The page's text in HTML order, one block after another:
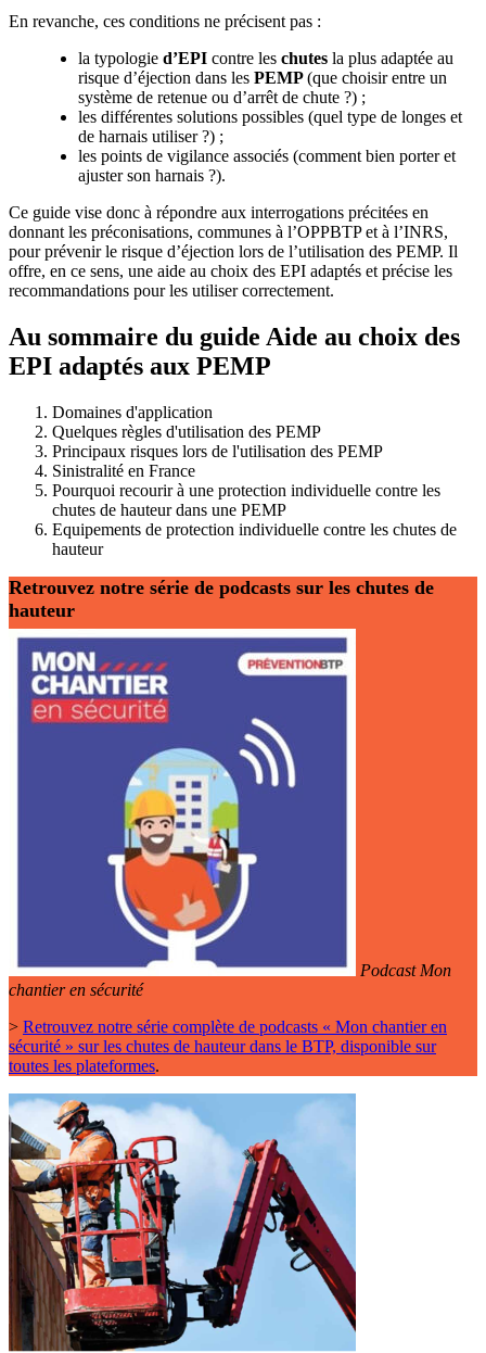
En revanche, ces conditions ne précisent pas :
la typologie d’EPI contre les chutes la plus adaptée au
risque d’éjection dans les PEMP(que choisir entre un
système de retenue ou d’arrêt de chute ?) ;
les différentes solutions possibles (quel type de longes et
de harnais utiliser ?) ;
les points de vigilance associés (comment bien porter et
ajuster son harnais ?).
Ce guide vise donc à répondre aux interrogations précitées en
donnant les préconisations, communes à l’OPPBTP et à l’INRS,
pour prévenir le risque d’éjection lors de l’utilisation des PEMP. Il
offre, en ce sens, une aide au choix des EPI adaptés et précise les
recommandations pour les utiliser correctement.
Au sommaire du guide Aide au choix des
EPI adaptés aux PEMP
Domaines d'application
Quelques règles d'utilisation des PEMP
Principaux risques lors de l'utilisation des PEMP
Sinistralité en France
Pourquoi recourir à une protection individuelle contre les
chutes de hauteur dans une PEMP
Equipements de protection individuelle contre les chutes de
hauteur
Retrouvez notre série de podcasts sur les chutes de
hauteur
Podcast Mon
chantier en sécurité
> Retrouvez notre série complète de podcasts « Mon chantier en
sécurité » sur les chutes de hauteur dans le BTP, disponible sur
toutes les plateformes.